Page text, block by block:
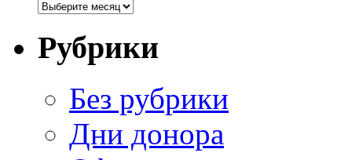
Рубрики
Без рубрики
Дни донора